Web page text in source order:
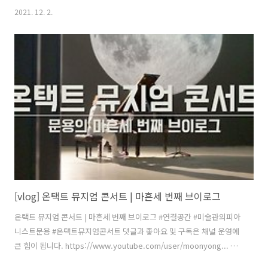
https://www.youtube.com/moonyong59/?s... 촬영 문용
문타라엔터테인먼트 | 협찬 아르코미술관 후원 온라인미디어 예술활동
지원사업 문화체육관광부 한국문화예술위원회 ※ 2021년 문화체육관광
부와 한국문화예술위원회의 ‘온라인미디어 예술활동 지원사업’의 지원
을 받아 제작되었습니다. moonyong.com moontara.co.kr [
MooNTAra Ent. ]
2021. 12. 2.
[vlog] 온택트 뮤지엄 콘서트 | 마흔세 번째 브이로그
온택트 뮤지엄 콘서트 | 마흔세 번째 브이로그 #연결공간 #미술관의피아
니스트문용 #온택트뮤지엄콘서트 댓글과 좋아요 및 구독은 채널 운영에
큰 힘이 됩니다. https://www.youtube.com/user/moonyong... 애